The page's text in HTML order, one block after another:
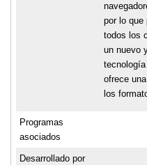
por lo que
todos los
un nuevo
ofrece
los
Programas
asociados
Desarrollado por